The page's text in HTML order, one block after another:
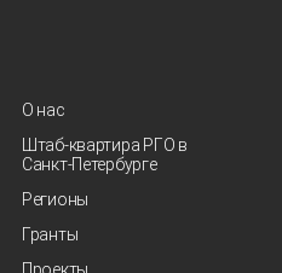
О нас
Штаб-квартира РГО в
Санкт‑Петербурге
Регионы
Гранты
Проекты